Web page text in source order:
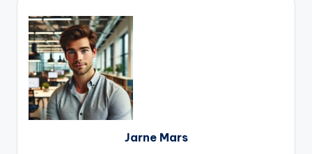
Jarne Mars